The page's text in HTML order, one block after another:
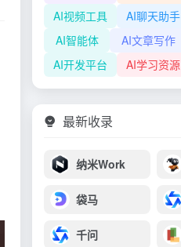
AI视频工具
AI聊天助手
AI智能体
AI文章写作
AI开发平台
AI学习资源
最新收录
纳米Work
袋马
千问